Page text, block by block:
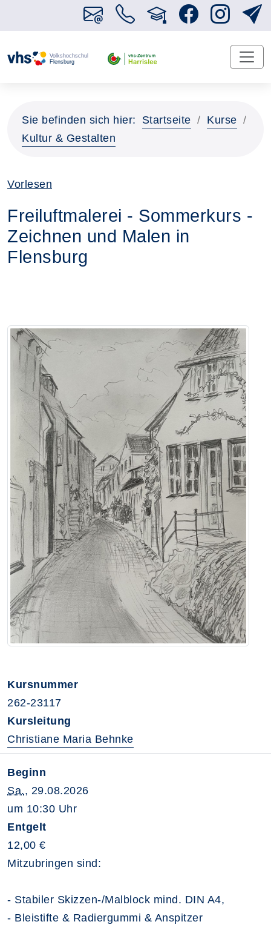
Sie befinden sich hier: Startseite
Kurse
Kultur & Gestalten
Vorlesen
Freiluftmalerei - Sommerkurs -
Zeichnen und Malen in
Flensburg
Kursnummer
262-23117
Kursleitung
Christiane Maria Behnke
Beginn
Sa., 29.08.2026
um 10:30 Uhr
Entgelt
12,00 €
Mitzubringen sind:
- Stabiler Skizzen-/Malblock mind. DIN A4,
- Bleistifte & Radiergummi & Anspitzer